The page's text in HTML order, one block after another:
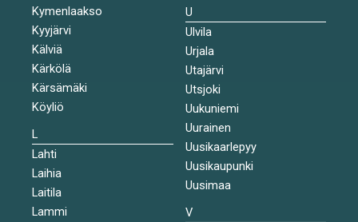
Kymenlaakso
Kyyjärvi
Kälviä
Kärkölä
Kärsämäki
Köyliö
L
Lahti
Laihia
Laitila
Lammi
U
Ulvila
Urjala
Utajärvi
Utsjoki
Uukuniemi
Uurainen
Uusikaarlepyy
Uusikaupunki
Uusimaa
V